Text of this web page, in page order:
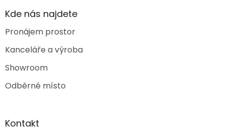
Kde nás najdete
Pronájem prostor
Kanceláře a výroba
Showroom
Odběrné místo
Kontakt